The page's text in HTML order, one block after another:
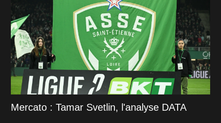
Mercato : Tamar Svetlin, l'analyse DATA